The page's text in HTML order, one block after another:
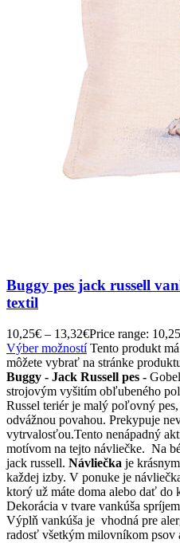
Buggy pes jack russell
textil
10,25€ – 13,32€Price range:
Výber možnostíTento produkt
môžete vybrať na stránke
Buggy - Jack Russell pes -
strojovým vyšitím obľubeného
Russel teriér je malý poľovný
odvážnou povahou. Prekypuje
vytrvalosťou.Tento nenápadný
motívom na tejto návliečke. Na
jack russell. Návliečka je
každej izby. V ponuke je
ktorý už máte doma alebo dať do
Dekorácia v tvare vankúša
Výplň vankúša je vhodná pre
radosť všetkým milovníkom psov